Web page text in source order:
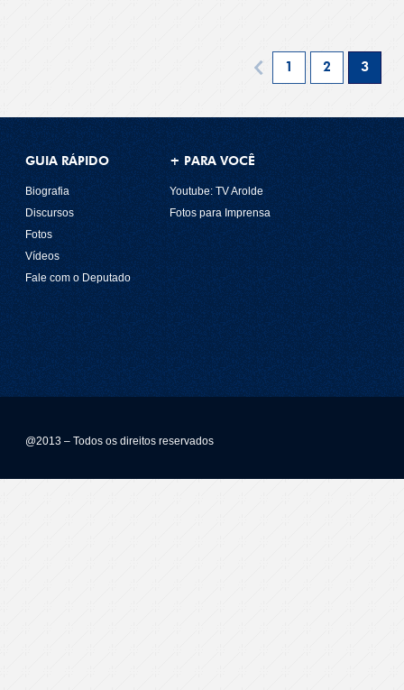
1 2 3
GUIA RÁPIDO
Biografia
Discursos
Fotos
Vídeos
Fale com o Deputado
+ PARA VOCÊ
Youtube: TV Arolde
Fotos para Imprensa
@2013 – Todos os direitos reservados